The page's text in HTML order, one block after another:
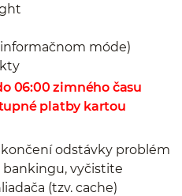
móde)
06:00 zimného času
platby kartou
odstávky problém
vyčistite
(tzv. cache)